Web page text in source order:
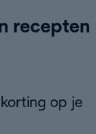
recepten
op je